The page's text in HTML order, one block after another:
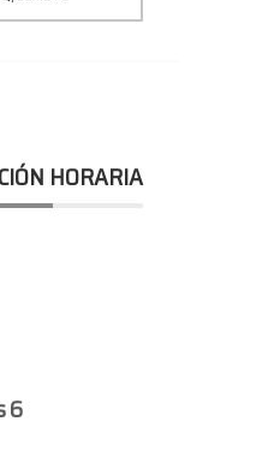
HORARIA
6